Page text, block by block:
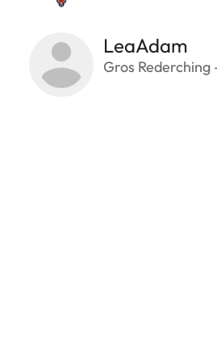
LeaAdam
Gros Rederching